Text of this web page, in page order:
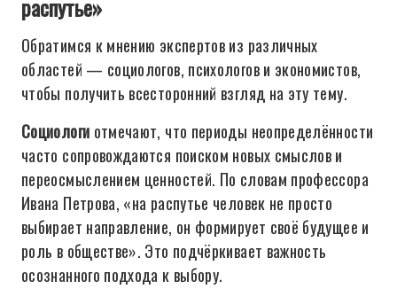
распутье»
Обратимся к мнению экспертов из различных
областей — социологов, психологов и экономистов,
чтобы получить всесторонний взгляд на эту тему.
Социологи отмечают, что периоды неопределённости
часто сопровождаются поиском новых смыслов и
переосмыслением ценностей. По словам профессора
Ивана Петрова, «на распутье человек не просто
выбирает направление, он формирует своё будущее и
роль в обществе». Это подчёркивает важность
осознанного подхода к выбору.